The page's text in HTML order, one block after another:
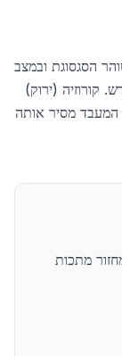
הסגסוגת ובמצב
קורוזיה (ירוק)
מסיר אותה
מתכות